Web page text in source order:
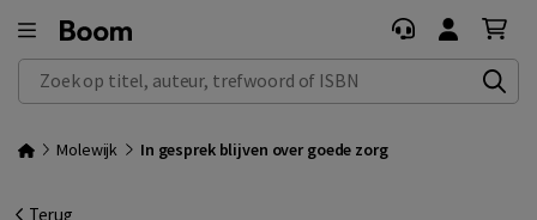
Zoek op titel, auteur, trefwoord of ISBN
Molewijk In gesprek blijven over goede zorg
Terug